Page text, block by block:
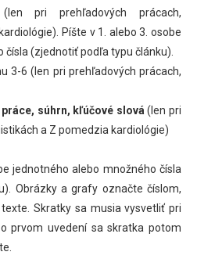
pri prehľadových prácach,
Píšte v 1. alebo 3. osobe
(zjednotiť podľa typu článku).
3-6 (len pri prehľadových prácach,
súhrn, kľúčové slová (len pri
a Z pomedzia kardiológie)
jednotného alebo množného čísla
Obrázky a grafy označte číslom,
Skratky sa musia vysvetliť pri
prvom uvedení sa skratka potom